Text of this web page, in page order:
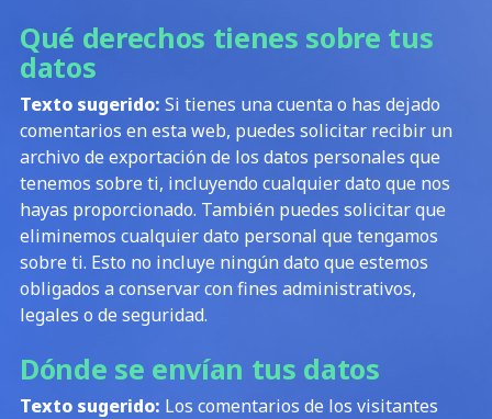
Qué derechos tienes sobre tus
datos
Texto sugerido: Si tienes una cuenta o has dejado
comentarios en esta web, puedes solicitar recibir un
archivo de exportación de los datos personales que
tenemos sobre ti, incluyendo cualquier dato que nos
hayas proporcionado. También puedes solicitar que
eliminemos cualquier dato personal que tengamos
sobre ti. Esto no incluye ningún dato que estemos
obligados a conservar con fines administrativos,
legales o de seguridad.
Dónde se envían tus datos
Texto sugerido: Los comentarios de los visitantes